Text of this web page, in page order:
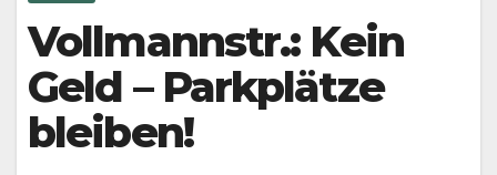
Vollmannstr.: Kein
Geld – Parkplätze
bleiben!